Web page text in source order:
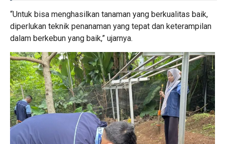
“Untuk bisa menghasilkan tanaman yang berkualitas baik,
diperlukan teknik penanaman yang tepat dan keterampilan
dalam berkebun yang baik,” ujarnya.